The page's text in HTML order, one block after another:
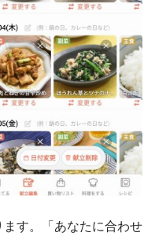
す。「あなたに合わせ